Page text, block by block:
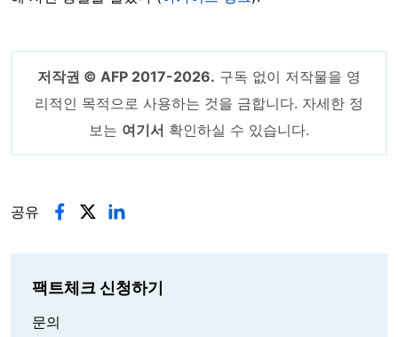
저작권 © AFP 2017-2026. 구독 없이 저작물을 영
리적인 목적으로 사용하는 것을 금합니다. 자세한 정
보는 여기서 확인하실 수 있습니다.
공유
팩트체크 신청하기
문의